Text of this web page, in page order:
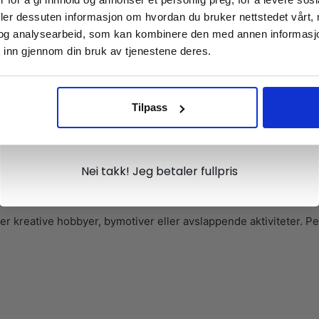
dessuten informasjon om hvordan du bruker nettstedet vårt,
analysearbeid, som kan kombinere den med annen
gjennom din bruk av tjenestene deres.
Tilpass
slik at du får et imponerende resultat uten tidligere
eller hobbyrom. Bylandskap kombinert med rolige
veggdekorasjon.
kreative hobbyer, bymotiver eller avslappende aktiviteter.
gode tilbud og produktinformasjon fra
oss¢!
Ja takk, jeg er med
Nei takk! Jeg betaler fullpris